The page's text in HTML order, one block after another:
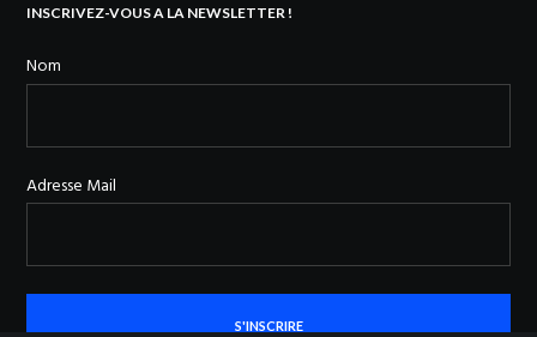
INSCRIVEZ-VOUS A LA NEWSLETTER !
Nom
Adresse Mail